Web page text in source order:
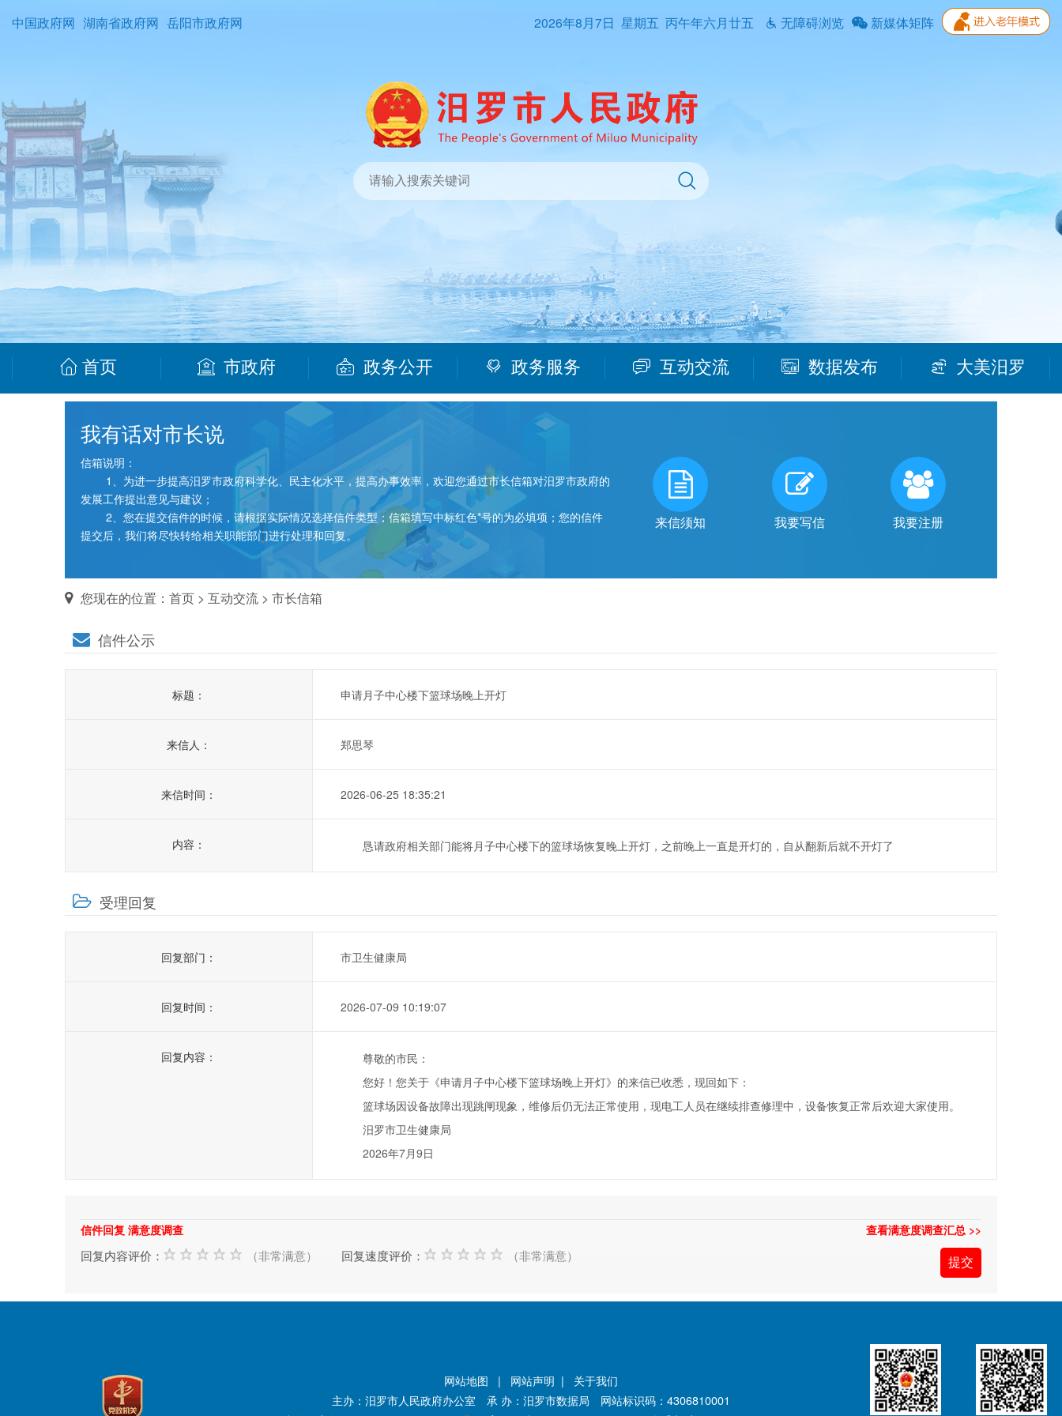
中国政府网 湖南省政府网 岳阳市政府网 2026年8月7日 星期五 丙午年六月廿五 无障碍浏览 新媒体矩阵
首页 市政府 政务公开 政务服务 互动交流 数据发布 大美汨罗
我有话对市长说
信箱说明：
1、为进一步提高汨罗市政府科学化、民主化水平，提高办事效率，欢迎您通过市长信箱对汨罗市政府的
发展工作提出意见与建议；
2、您在提交信件的时候，请根据实际情况选择信件类型；信箱填写中标红色*号的为必填项；您的信件
提交后，我们将尽快转给相关职能部门进行处理和回复。
来信须知 我要写信 我要注册
您现在的位置： 首页 > 互动交流 > 市长信箱
信件公示
标题： 申请月子中心楼下篮球场晚上开灯
来信人： 郑思琴
来信时间： 2026-06-25 18:35:21
内容： 恳请政府相关部门能将月子中心楼下的篮球场恢复晚上开灯，之前晚上一直是开灯的，自从翻新后就不开灯了
受理回复
回复部门： 市卫生健康局
回复时间： 2026-07-09 10:19:07
回复内容：
尊敬的市民：
您好！您关于《申请月子中心楼下篮球场晚上开灯》的来信已收悉，现回如下：
篮球场因设备故障出现跳闸现象，维修后仍无法正常使用，现电工人员在继续排查修理中，设备恢复正常后欢迎大家使用。
汨罗市卫生健康局
2026年7月9日
信件回复 满意度调查 查看满意度调查汇总 >>
回复内容评价： （非常满意） 回复速度评价： （非常满意）
网站地图 | 网站声明 | 关于我们
主办：汨罗市人民政府办公室 承 办：汨罗市数据局 网站标识码：4306810001